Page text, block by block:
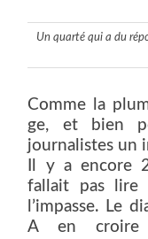
Un quarté qui a du
Comme la
ge, et bien
journalistes un
Il y a encore
fallait pas lire
l’impasse. Le
A en croire